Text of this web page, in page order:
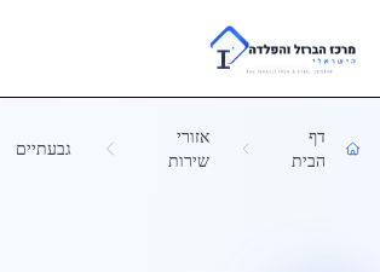
Skip to main content
דף
הבית
אזורי
שירות
גבעתיים